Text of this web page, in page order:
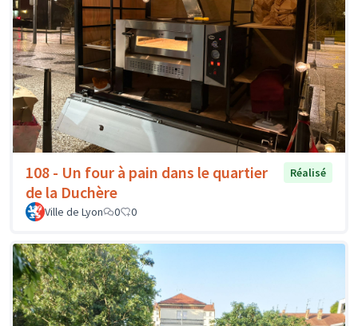
108 - Un four à pain dans le quartier
de la Duchère
Réalisé
Ville de Lyon 0 0